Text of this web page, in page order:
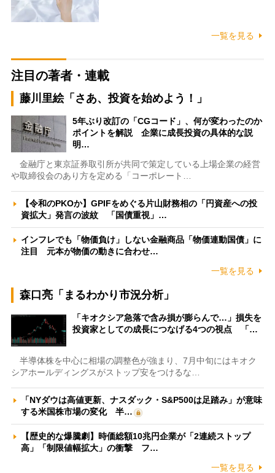
一覧を見る
注目の著者・連載
藤川里絵「さあ、投資を始めよう！」
5年ぶり改訂の「CGコード」、何が変わったのか
ポイントを解説 企業に成長投資の具体的な説
明…
金融庁と東京証券取引所が共同で策定している上場企業の経営
や取締役会のあり方を定める「コーポレート…
【令和のPKOか】GPIFをめぐる片山財務相の「円資産への投
資拡大」発言の波紋 「国債重視」…
インフレでも「物価負け」しない金融商品「物価連動国債」に
注目 元本が物価の動きに合わせ…
一覧を見る
森口亮「まるわかり市況分析」
「キオクシア急落で含み損が膨らんで…」損失を
投資家としての成長につなげる4つの視点 「…
半導体株を中心に相場の調整色が強まり、7月中旬にはキオク
シアホールディングスがストップ安をつけるな…
「NYダウは高値更新、ナスダック・S&P500は足踏み」が意味
する米国株市場の変化 半…
【歴史的な爆騰劇】時価総額10兆円企業が「2連続ストップ
高」「制限値幅拡大」の衝撃 フ…
一覧を見る